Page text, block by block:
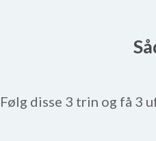
Følg disse 3 trin og få 3